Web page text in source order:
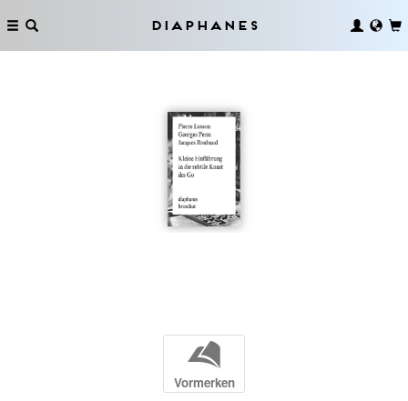
Diaphanes
b
Vormerken